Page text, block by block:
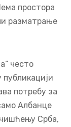
простора
разматрање
често
потребу за
Албанце
Срба,